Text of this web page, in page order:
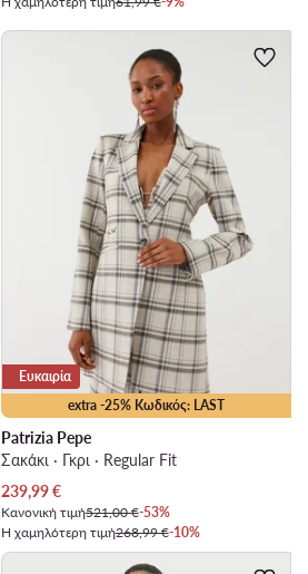
extra -25% Κωδικός: LAST
Ευκαιρία
Patrizia Pepe
Σακάκι · Γκρι · Regular Fit
Τρέχουσα τιμή
239,99€
Κανονική τιμή521,00 €-53%
Η χαμηλότερη τιμή268,99 €-10%